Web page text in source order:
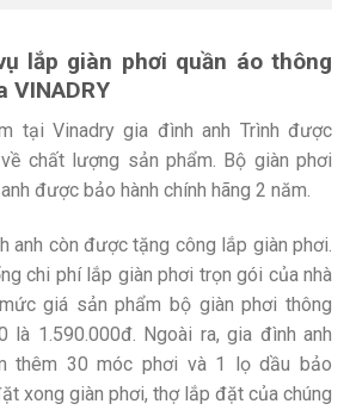
lắp giàn phơi quần áo thông
VINADRY
tại Vinadry gia đình anh Trình được
chất lượng sản phẩm. Bộ giàn phơi
được bảo hành chính hãng 2 năm.
anh còn được tặng công lắp giàn phơi.
chi phí lắp giàn phơi trọn gói của nhà
giá sản phẩm bộ giàn phơi thông
là 1.590.000đ. Ngoài ra, gia đình anh
thêm 30 móc phơi và 1 lọ dầu bảo
xong giàn phơi, thợ lắp đặt của chúng